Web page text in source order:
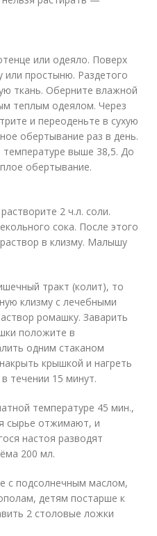
или одеяло. Поверх
простыню. Раздетого
ткань. Оберните влажной
теплым одеялом. Через
и переоденьте в сухую
обертывание раз в день.
выше 38,5. До
обертывание.
2 ч.л. соли.
сока. После этого
в клизму. Малышу
тракт (колит), то
клизму с лечебными
ромашку. Заварить
положите в
одним стаканом
крышкой и нагреть
течении 15 минут.
температуре 45 мин.,
сырье отжимают, и
настоя разводят
200 мл.
с подсолнечным маслом,
детям постарше к
2 столовые ложки